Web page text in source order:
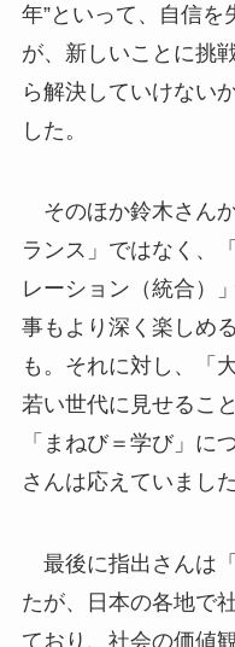
年”といって、自信
が、新しいことに挑
ら解決していけない
した。
そのほか鈴木さん
ランス」ではなく、
レーション（統合）
事もより深く楽しめ
も。それに対し、「
若い世代に見せるこ
「まねび＝学び」に
さんは応えていました
最後に指出さんは
たが、日本の各地で
ており、社会の価値